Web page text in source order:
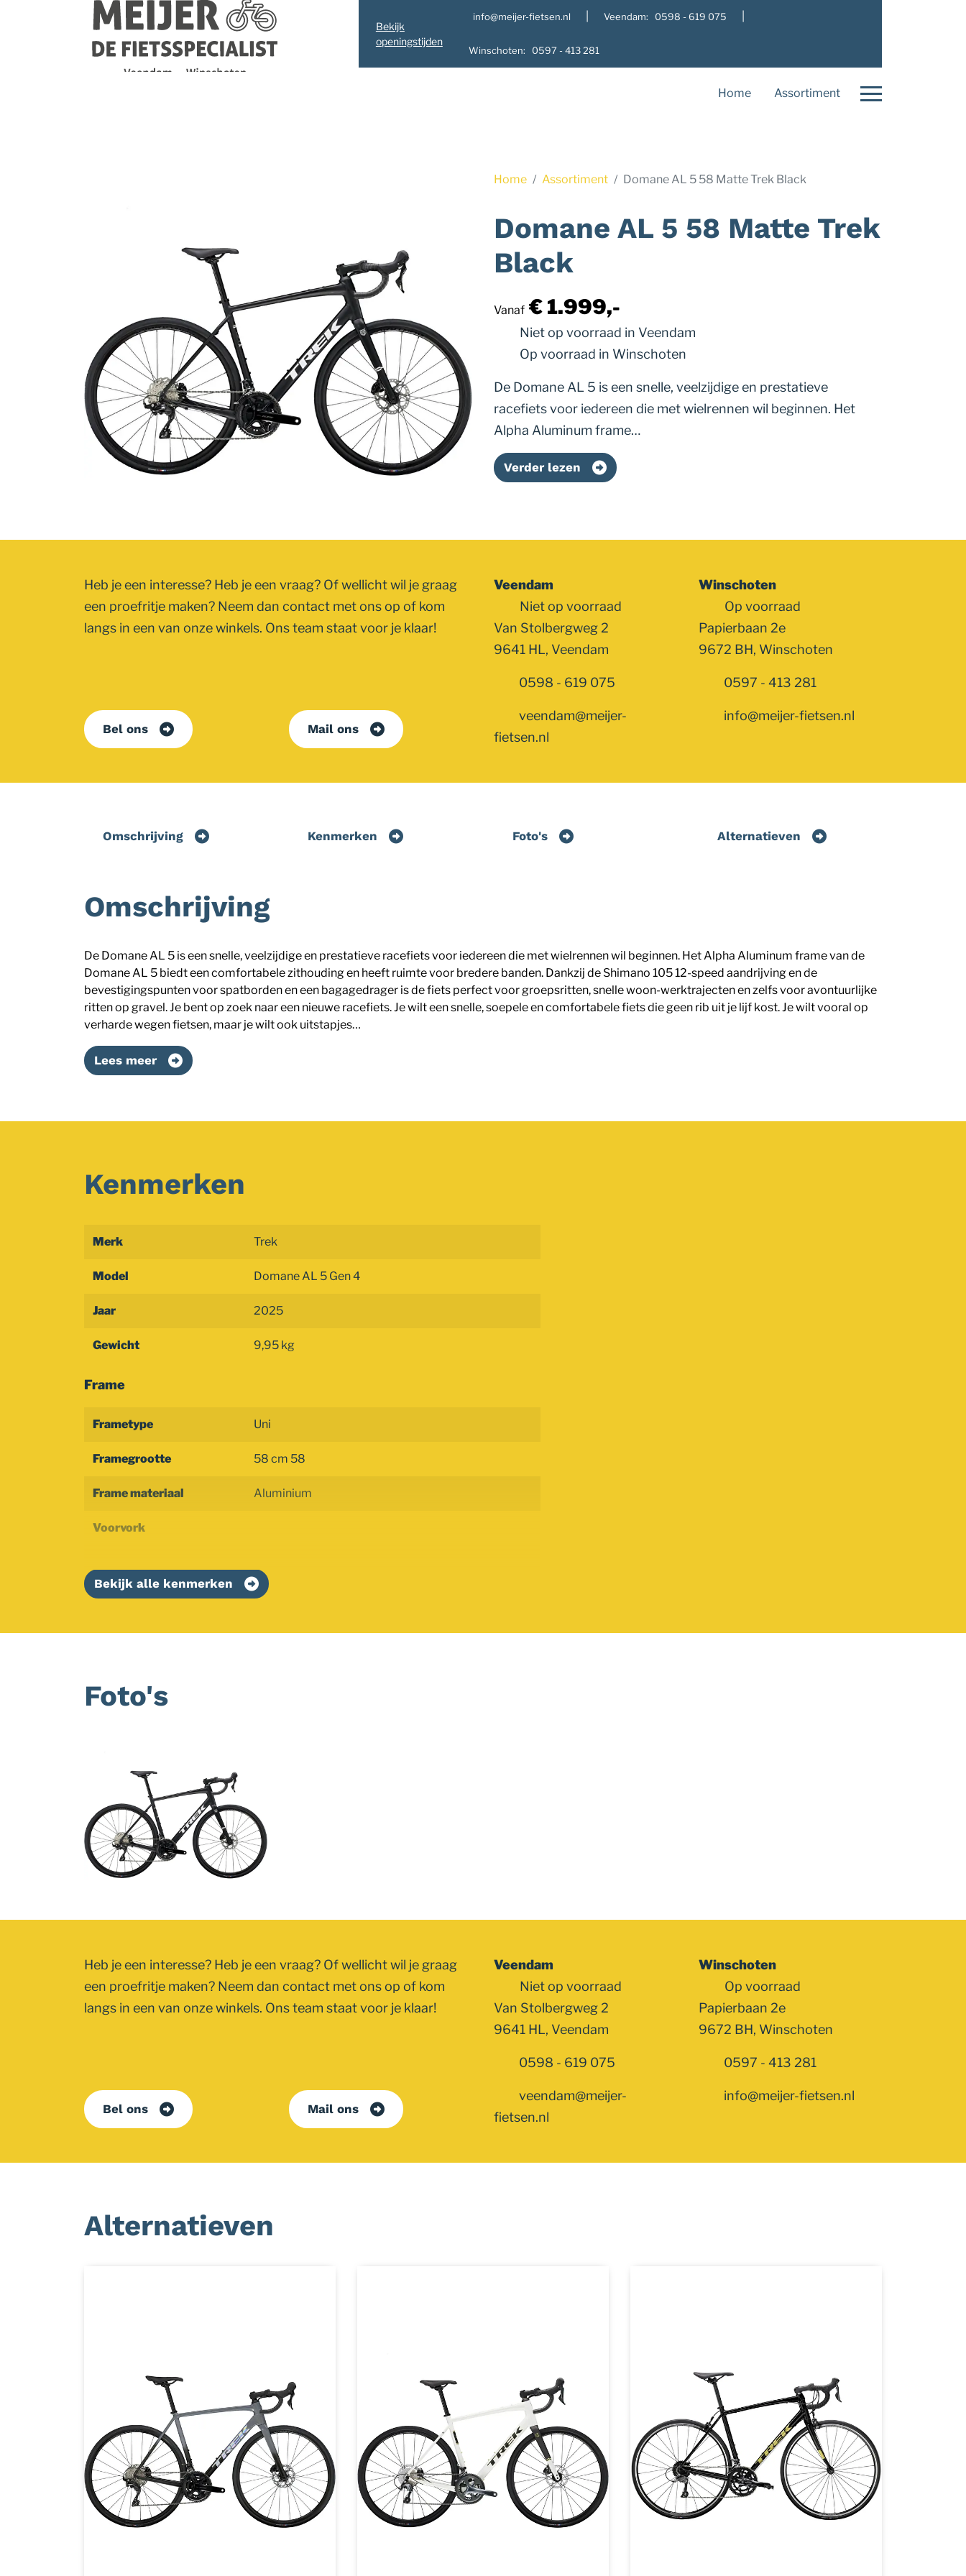
Navigatie
overslaan
Bekijk
openingstijden
info@meijer-fietsen.nl Veendam: 0598 - 619 075
Winschoten: 0597 - 413 281
Home Assortiment
Home Assortiment Domane AL 5 58 Matte Trek Black
Domane AL 5 58 Matte Trek
Black
Vanaf € 1.999,-
Niet op voorraad in Veendam
Op voorraad in Winschoten
De Domane AL 5 is een snelle, veelzijdige en prestatieve
racefiets voor iedereen die met wielrennen wil beginnen. Het
Alpha Aluminum frame…
Verder lezen
Veendam
Niet op voorraad
Van Stolbergweg 2
9641 HL, Veendam
0598 - 619 075
veendam@meijer-
fietsen.nl
Winschoten
Op voorraad
Papierbaan 2e
9672 BH, Winschoten
0597 - 413 281
info@meijer-fietsen.nl
Heb je een interesse? Heb je een vraag? Of wellicht wil je graag
een proefritje maken? Neem dan contact met ons op of kom
langs in een van onze winkels. Ons team staat voor je klaar!
Bel ons Mail ons
Omschrijving Kenmerken Foto's Alternatieven
Omschrijving
De Domane AL 5 is een snelle, veelzijdige en prestatieve racefiets voor iedereen die met wielrennen wil beginnen. Het Alpha Aluminum frame van de
Domane AL 5 biedt een comfortabele zithouding en heeft ruimte voor bredere banden. Dankzij de Shimano 105 12-speed aandrijving en de
bevestigingspunten voor spatborden en een bagagedrager is de fiets perfect voor groepsritten, snelle woon-werktrajecten en zelfs voor avontuurlijke
ritten op gravel. Je bent op zoek naar een nieuwe racefiets. Je wilt een snelle, soepele en comfortabele fiets die geen rib uit je lijf kost. Je wilt vooral op
verharde wegen fietsen, maar je wilt ook uitstapjes…
Lees meer
Kenmerken
Merk Trek
Model Domane AL 5 Gen 4
Jaar 2025
Gewicht 9,95 kg
Frame
Frametype Uni
Framegrootte 58 cm 58
Frame materiaal Aluminium
Voorvork
Bekijk alle kenmerken
Foto's
Veendam
Niet op voorraad
Van Stolbergweg 2
9641 HL, Veendam
0598 - 619 075
veendam@meijer-
fietsen.nl
Winschoten
Op voorraad
Papierbaan 2e
9672 BH, Winschoten
0597 - 413 281
info@meijer-fietsen.nl
Heb je een interesse? Heb je een vraag? Of wellicht wil je graag
een proefritje maken? Neem dan contact met ons op of kom
langs in een van onze winkels. Ons team staat voor je klaar!
Bel ons Mail ons
Alternatieven